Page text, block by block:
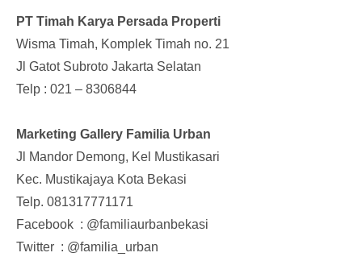
PT Timah Karya Persada Properti
Wisma Timah, Komplek Timah no. 21
Jl Gatot Subroto Jakarta Selatan
Telp : 021 – 8306844
Marketing Gallery Familia Urban
Jl Mandor Demong, Kel Mustikasari
Kec. Mustikajaya Kota Bekasi
Telp. 081317771171
Facebook : @familiaurbanbekasi
Twitter : @familia_urban